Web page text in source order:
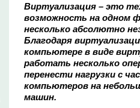
Виртуализация – это
возможность на одном
несколько абсолютно
Благодаря
компьютере в виде
работать несколько
перенести нагрузки с
компьютеров на
машин.